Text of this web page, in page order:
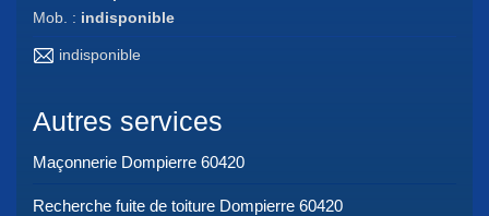
Mob. : indisponible
indisponible
Autres services
Maçonnerie Dompierre 60420
Recherche fuite de toiture Dompierre 60420